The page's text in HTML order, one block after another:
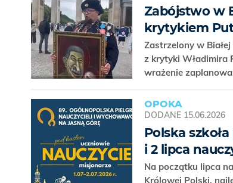
Zabójstwo w
krytykiem
Zastrzelony w
z krytyki Władimira
wrażenie
OPOKA
DODANE 15.06.2026
Polska
i 2 lipca
Na początku lipca
Królowej Polski,